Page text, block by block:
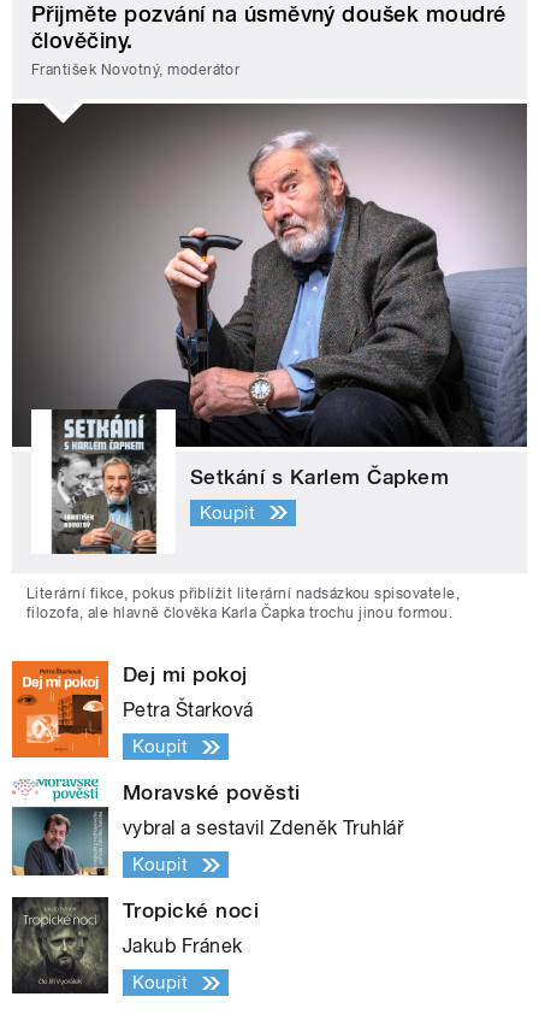
Přijměte pozvání na úsměvný doušek moudré
člověčiny.
František Novotný, moderátor
Setkání s Karlem Čapkem
Koupit
Literární fikce, pokus přiblížit literární nadsázkou spisovatele,
filozofa, ale hlavně člověka Karla Čapka trochu jinou formou.
Dej mi pokoj
Petra Štarková
Koupit
Moravské pověsti
vybral a sestavil Zdeněk Truhlář
Koupit
Tropické noci
Jakub Fránek
Koupit